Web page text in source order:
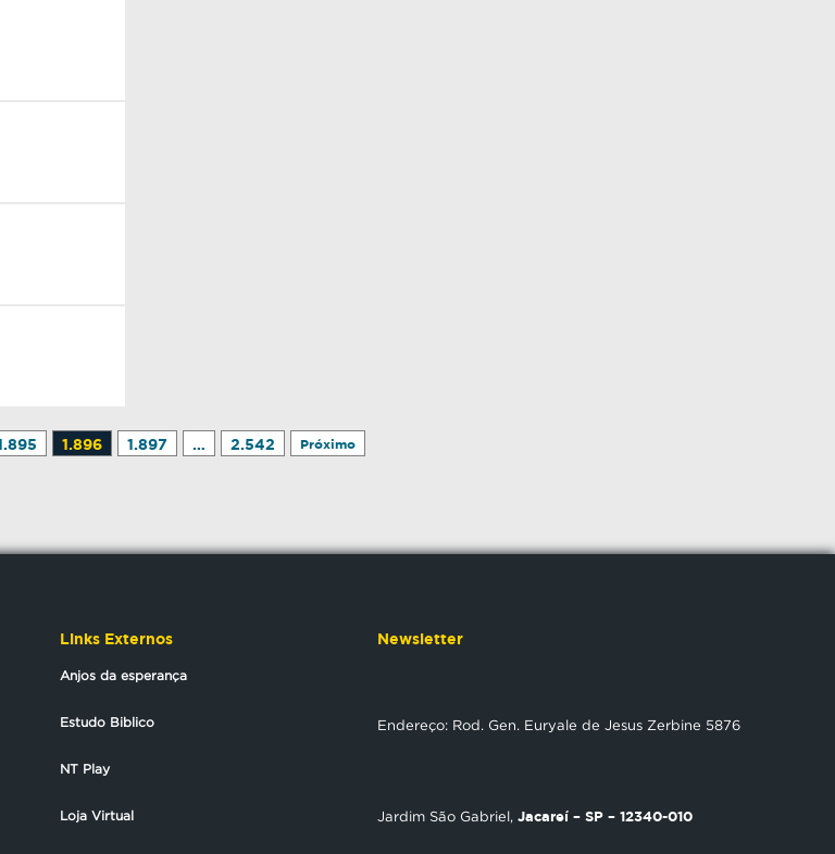
1.896 1.897 … 2.542 Próximo
Links Externos
Anjos da esperança
Estudo Biblico
NT Play
Loja Virtual
Newsletter
Endereço: Rod. Gen. Euryale de Jesus Zerbine 5876
Jardim São Gabriel, Jacareí – SP – 12340-010